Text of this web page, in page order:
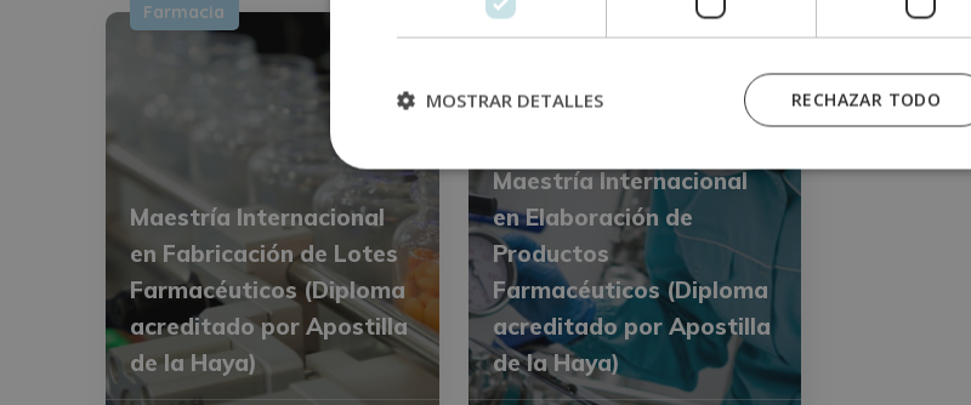
Farmacia
Maestría Internacional
en Fabricación de Lotes
Farmacéuticos (Diploma
acreditado por Apostilla
de la Haya)
Farmacia
Maestría Internacional
en Elaboración de
Productos
Farmacéuticos (Diploma
acreditado por Apostilla
de la Haya)
RECHAZAR TODO
MOSTRAR DETALLES